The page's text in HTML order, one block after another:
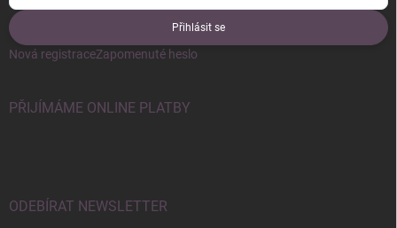
Přihlásit se
Nová registraceZapomenuté heslo
PŘIJÍMÁME ONLINE PLATBY
ODEBÍRAT NEWSLETTER